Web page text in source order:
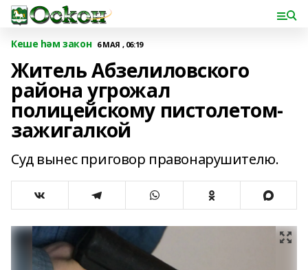
Кеше һәм закон 6 МАЯ , 06:19
Житель Абзелиловского
района угрожал
полицейскому пистолетом-
зажигалкой
Суд вынес приговор правонарушителю.